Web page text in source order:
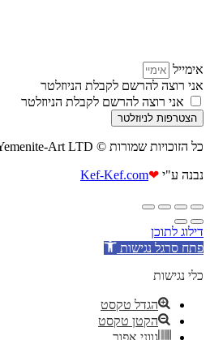
אימייל
אני רוצה להרשם לקבלת הניוזלטר
אני רוצה להרשם לקבלת הניוזלטר
הצטרפות לניוזלטר
כל הזוכויות שמורות © Yemenite-Art LTD
נבנה ע"י ❤
Kef-Kef.com
דילוג לתוכן
פתח סרגל נגישות
כלי נגישות
הגדל טקסט
הקטן טקסט
גווני אפור